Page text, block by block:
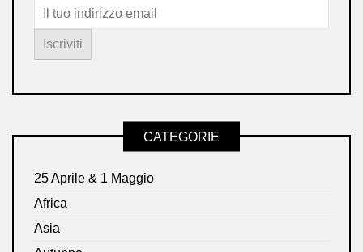
CATEGORIE
25 Aprile & 1 Maggio
Africa
Asia